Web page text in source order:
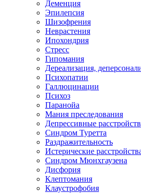
Деменция
Эпилепсия
Шизофрения
Неврастения
Ипохондрия
Стресс
Гипомания
Дереализация,
Психопатии
Галлюцинации
Психоз
Паранойа
Мания преследования
Депрессивные
Синдром Туретта
Раздражительность
Истерические
Синдром Мюнхгаузена
Дисфория
Клептомания
Клаустрофобия